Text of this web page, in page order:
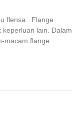
flensa. Flange
lain. Dalam
macam flange